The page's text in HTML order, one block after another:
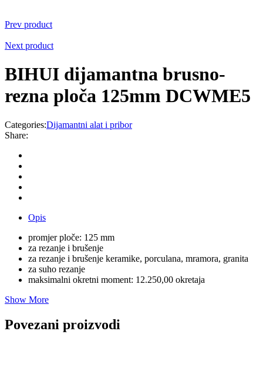
Prev product
Next product
BIHUI dijamantna brusno-
rezna ploča 125mm DCWME5
Categories:Dijamantni alat i pribor
Share:
Opis
promjer ploče: 125 mm
za rezanje i brušenje
za rezanje i brušenje keramike, porculana, mramora, granita
za suho rezanje
maksimalni okretni moment: 12.250,00 okretaja
Show More
Povezani proizvodi